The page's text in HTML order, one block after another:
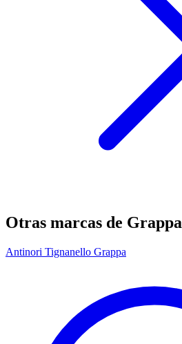
Otras marcas de Grappa
Antinori Tignanello Grappa